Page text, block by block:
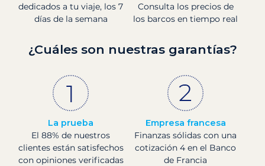
dedicados a tu viaje, los 7
días de la semana
Consulta los precios de
los barcos en tiempo real
¿Cuáles son nuestras garantías?
La prueba
El 88% de nuestros
clientes están satisfechos
con opiniones verificadas
Empresa francesa
Finanzas sólidas con una
cotización 4 en el Banco
de Francia